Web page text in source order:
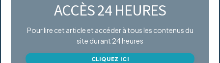
ACCÈS 24 HEURES
Pour lire cet article et accéder à tous les contenus du
site durant 24 heures
CLIQUEZ ICI